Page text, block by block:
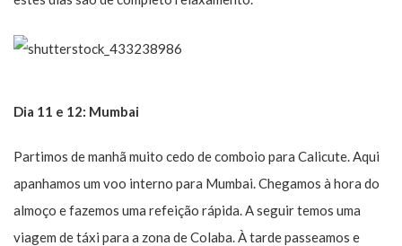
Dia 11 e 12: Mumbai
Partimos de manhã muito cedo de comboio para Calicute. Aqui
apanhamos um voo interno para Mumbai. Chegamos à hora do
almoço e fazemos uma refeição rápida. A seguir temos uma
viagem de táxi para a zona de Colaba. À tarde passeamos e